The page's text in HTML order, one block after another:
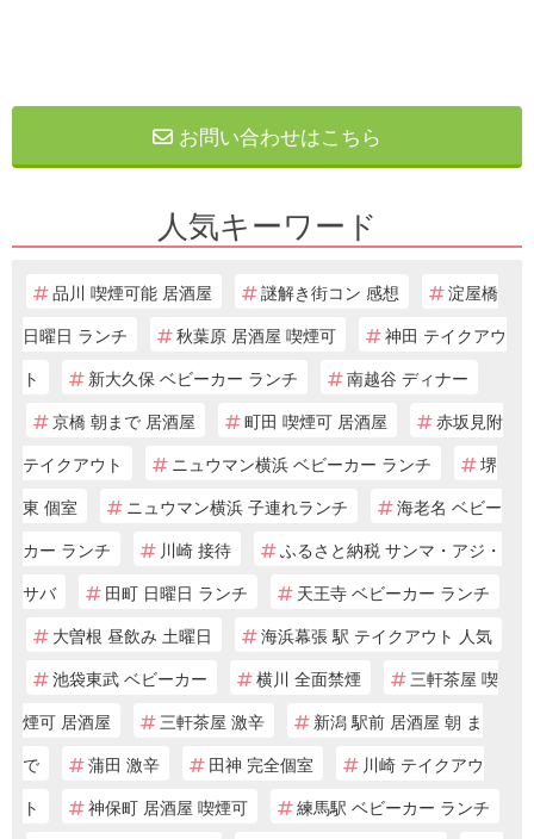
お問い合わせはこちら
人気キーワード
品川 喫煙可能 居酒屋 謎解き街コン 感想
淀屋橋
日曜日 ランチ
秋葉原 居酒屋 喫煙可
神田 テイクアウ
ト
新大久保 ベビーカー ランチ
南越谷 ディナー
京橋 朝まで 居酒屋
町田 喫煙可 居酒屋
赤坂見附
テイクアウト
ニュウマン横浜 ベビーカー ランチ
堺
東 個室
ニュウマン横浜 子連れランチ
海老名 ベビー
カー ランチ
川崎 接待
ふるさと納税 サンマ・アジ・
サバ
田町 日曜日 ランチ
天王寺 ベビーカー ランチ
大曽根 昼飲み 土曜日
海浜幕張 駅 テイクアウト 人気
池袋東武 ベビーカー
横川 全面禁煙
三軒茶屋 喫
煙可 居酒屋
三軒茶屋 激辛
新潟 駅前 居酒屋 朝 ま
で
蒲田 激辛 田神 完全個室
川崎 テイクアウ
ト
神保町 居酒屋 喫煙可
練馬駅 ベビーカー ランチ